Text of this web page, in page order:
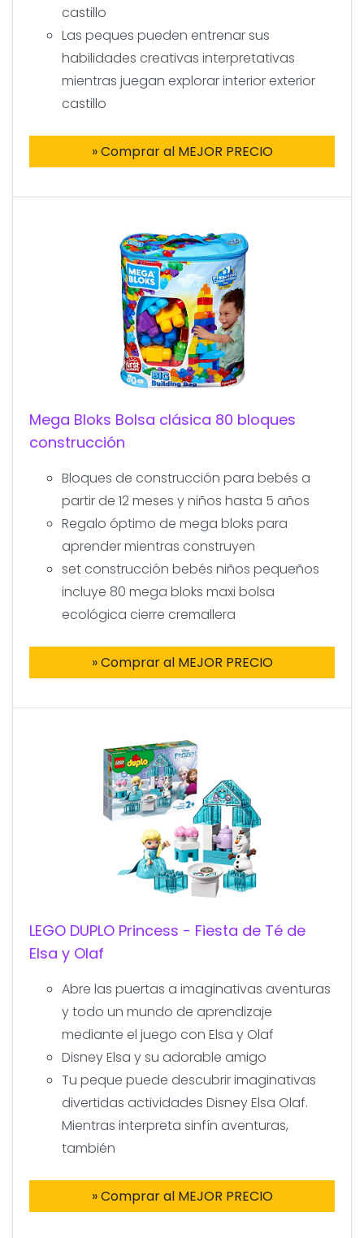
castillo
Las peques pueden entrenar sus
habilidades creativas interpretativas
mientras juegan explorar interior exterior
castillo
» Comprar al MEJOR PRECIO
Mega Bloks Bolsa clásica 80 bloques
construcción
Bloques de construcción para bebés a
partir de 12 meses y niños hasta 5 años
Regalo óptimo de mega bloks para
aprender mientras construyen
set construcción bebés niños pequeños
incluye 80 mega bloks maxi bolsa
ecológica cierre cremallera
» Comprar al MEJOR PRECIO
LEGO DUPLO Princess - Fiesta de Té de
Elsa y Olaf
Abre las puertas a imaginativas aventuras
y todo un mundo de aprendizaje
mediante el juego con Elsa y Olaf
Disney Elsa y su adorable amigo
Tu peque puede descubrir imaginativas
divertidas actividades Disney Elsa Olaf.
Mientras interpreta sinfín aventuras,
también
» Comprar al MEJOR PRECIO